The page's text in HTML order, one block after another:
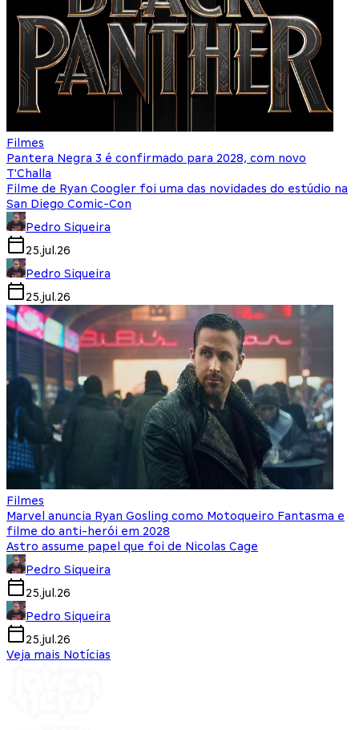
Filmes
Pantera Negra 3 é confirmado para 2028, com novo
T'Challa
Filme de Ryan Coogler foi uma das novidades do estúdio na
San Diego Comic-Con
Pedro Siqueira
25.jul.26
Pedro Siqueira
25.jul.26
Filmes
Marvel anuncia Ryan Gosling como Motoqueiro Fantasma e
filme do anti-herói em 2028
Astro assume papel que foi de Nicolas Cage
Pedro Siqueira
25.jul.26
Pedro Siqueira
25.jul.26
Veja mais Notícias